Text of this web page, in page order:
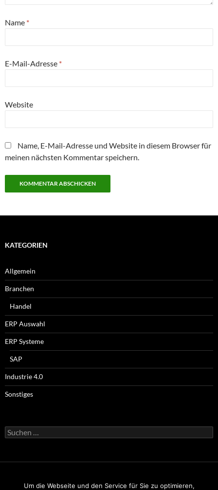
Name *
E-Mail-Adresse *
Website
Name, E-Mail-Adresse und Website in diesem Browser für
meinen nächsten Kommentar speichern.
KATEGORIEN
Allgemein
Branchen
Handel
ERP Auswahl
ERP Systeme
SAP
Industrie 4.0
Sonstiges
Suchen
nach:
Um die Webseite und den Service für Sie zu optimieren,